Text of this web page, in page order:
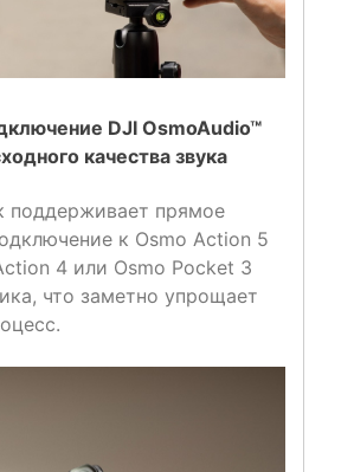
DJI OsmoAudio™
качества звука
поддерживает прямое
к Osmo Action 5
4 или Osmo Pocket 3
что заметно упрощает